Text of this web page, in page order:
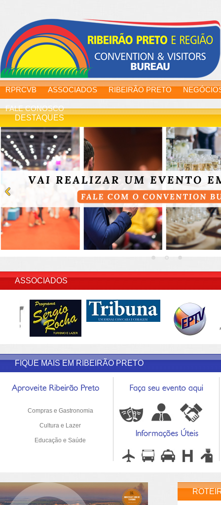
RPRCVB ASSOCIADOS RIBEIRÃO PRETO
FALE CONOSCO
DESTAQUES
ASSOCIADOS
FIQUE MAIS EM RIBEIRÃO PRETO
Compras e Gastronomia
Cultura e Lazer
Educação e Saúde